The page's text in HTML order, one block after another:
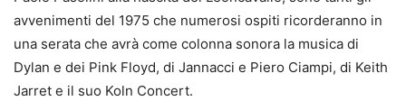
avvenimenti del 1975 che numerosi ospiti ricorderanno in
una serata che avrà come colonna sonora la musica di
Dylan e dei Pink Floyd, di Jannacci e Piero Ciampi, di Keith
Jarret e il suo Koln Concert.